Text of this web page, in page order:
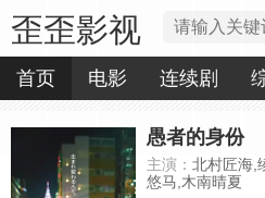
歪歪影视
首页 电影 连续剧
愚者的身份
主演： 北村匠海,
悠马,木南晴夏